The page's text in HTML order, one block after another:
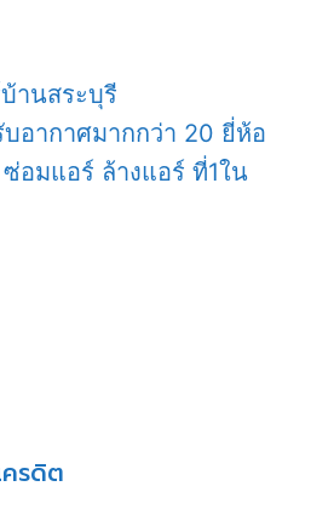
านสระบุรี
อากาศมากกว่า 20 ยี่ห้อ
อมแอร์ ล้างแอร์ ที่1ใน
ครดิต